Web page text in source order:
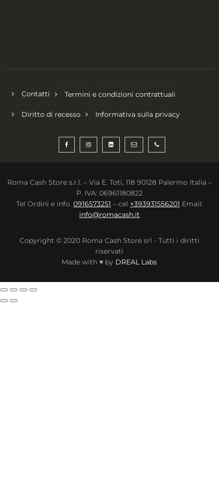
Contatti Termini e condizioni contrattuali
Diritto di recesso Informativa sulla privacy
Roma Cash Store s.r.l. – Via E. Toti, 118 90128 Palermo Italia –
P. IVA: 06961180822
Tel Ordini e info. 0916573251 – cel +393931556201 Email:
info@romacash.it
Copyright © 2020 Roma Cash Store srl - Tutti i diritti
riservati
Made with ♥ by DREAL Labs